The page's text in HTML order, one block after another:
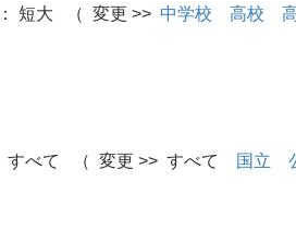
： 短大 （ 変更 >> 中学校 高校
すべて （ 変更 >> すべて 国立